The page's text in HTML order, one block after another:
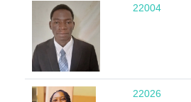
22004
22026